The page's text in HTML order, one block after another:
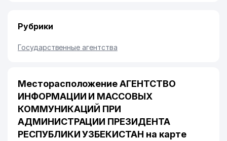
Рубрики
Государственные агентства
Месторасположение АГЕНТСТВО
ИНФОРМАЦИИ И МАССОВЫХ
КОММУНИКАЦИЙ ПРИ
АДМИНИСТРАЦИИ ПРЕЗИДЕНТА
РЕСПУБЛИКИ УЗБЕКИСТАН на карте